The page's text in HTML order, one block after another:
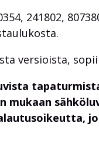
241802,
versioista,
mukaan